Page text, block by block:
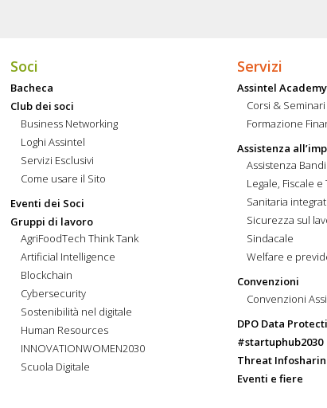
Soci
Bacheca
Club dei soci
Business Networking
Loghi Assintel
Servizi Esclusivi
Come usare il Sito
Eventi dei Soci
Gruppi di lavoro
AgriFoodTech Think Tank
Artificial Intelligence
Blockchain
Cybersecurity
Sostenibilità nel digitale
Human Resources
INNOVATIONWOMEN2030
Scuola Digitale
Servizi
Assintel Academy
Corsi & Seminari
Formazione
Assistenza
Assistenza Bandi
Legale, Fiscale
Sanitaria
Sicurezza sul
Sindacale
Welfare e
Convenzioni
Convenzioni
DPO Data
#startuphub2030
Threat
Eventi e fiere